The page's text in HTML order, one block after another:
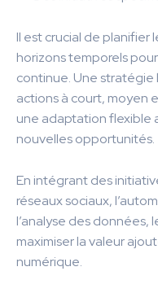
Il est crucial de
horizons temporels
continue. Une
actions à court, moyen
une adaptation flexible
nouvelles opportunités.
En intégrant des
réseaux sociaux,
l’analyse des
maximiser la valeur
numérique.